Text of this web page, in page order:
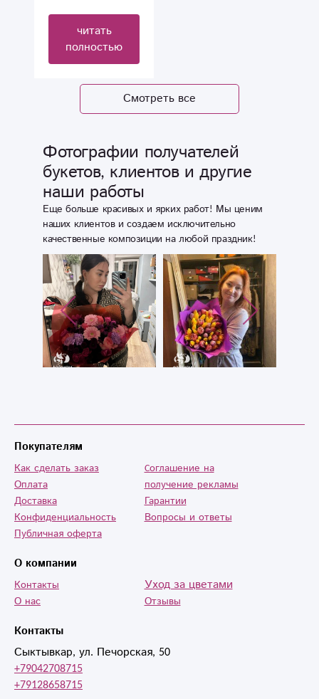
Шикарные,
прелестные,
свежие. Были
учтены все наши
пожелания.
нежными, просто
божественными.
Причём цена
приятно удивила
в нынешнее
время. Спасибо.
Обязательно
будем советовать
знакомым.
читать
полностью
Смотреть все
Фотографии получателей
букетов, клиентов и другие
наши работы
Еще больше красивых и ярких работ! Мы ценим
наших клиентов и создаем исключительно
качественные композиции на любой праздник!
Контакты
Сыктывкар, ул. Печорская, 50
+79042708715
+79128658715
Покупателям
Как сделать заказ
Оплата
Доставка
Конфиденциальность
Публичная оферта
Cоглашение на
получение рекламы
Гарантии
Вопросы и ответы
О компании
Контакты
О нас
Уход за цветами
Отзывы